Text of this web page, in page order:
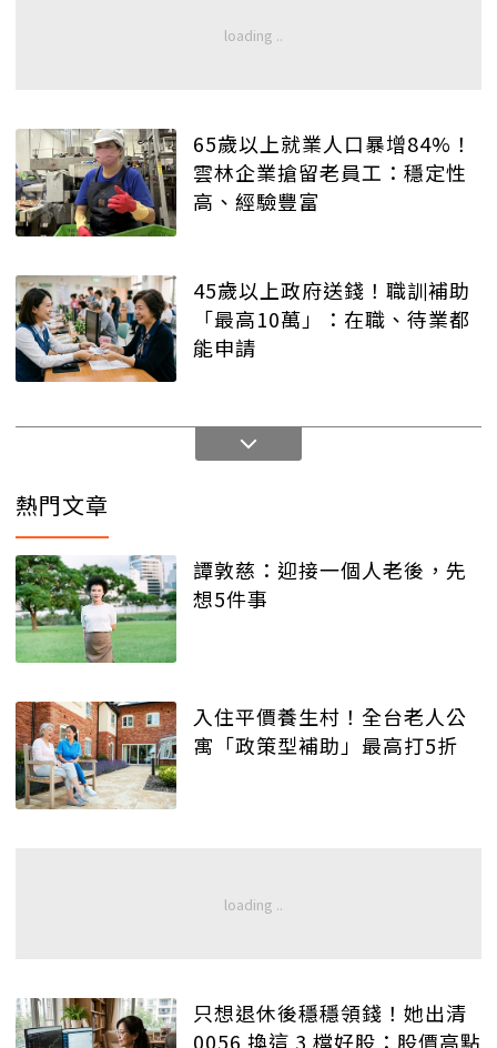
65歲以上就業人口暴增84%！
雲林企業搶留老員工：穩定性
高、經驗豐富
45歲以上政府送錢！職訓補助
「最高10萬」：在職、待業都
能申請
熱門文章
譚敦慈：迎接一個人老後，先
想5件事
入住平價養生村！全台老人公
寓「政策型補助」最高打5折
只想退休後穩穩領錢！她出清
0056 換這 3 檔好股：股價高點